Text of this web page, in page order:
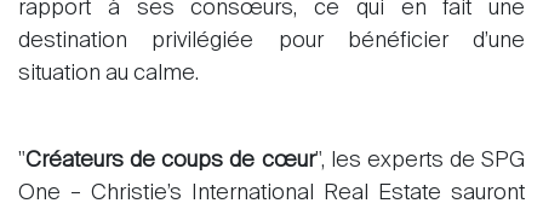
rapport à ses consœurs, ce qui en fait une
destination privilégiée pour bénéficier d’une
situation au calme.
"Créateurs de coups de cœur", les experts de SPG
One – Christie’s International Real Estate sauront